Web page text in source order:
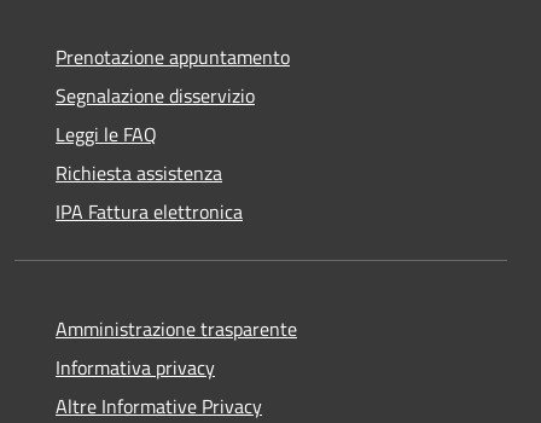
Prenotazione appuntamento
Segnalazione disservizio
Leggi le FAQ
Richiesta assistenza
IPA Fattura elettronica
Amministrazione trasparente
Informativa privacy
Altre Informative Privacy